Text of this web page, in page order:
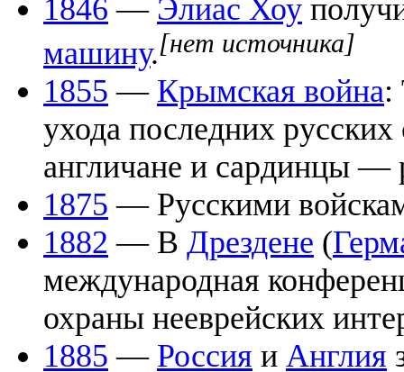
1846 — Элиас Хоу
машину.[нет источника]
1855 — Крымская война:
ухода последних
англичане и сардинцы —
1875 — Русскими
1882 — В Дрездене (
международная
охраны нееврейских
1885 — Россия и Англия